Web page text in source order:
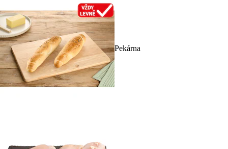
Pekárna